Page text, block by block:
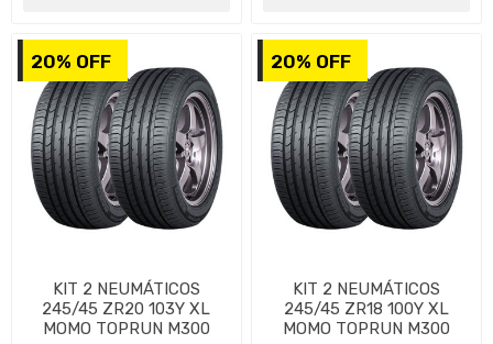
20% OFF
KIT 2 NEUMÁTICOS
245/45 ZR20 103Y XL
MOMO TOPRUN M300
20% OFF
KIT 2 NEUMÁTICOS
245/45 ZR18 100Y XL
MOMO TOPRUN M300